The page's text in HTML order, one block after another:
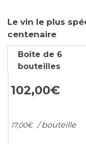
to
the
beginning
the
images
gallery
Le vin le plus
centenaire
Boîte de 6
bouteilles
102,00€
17,00€ / bouteille